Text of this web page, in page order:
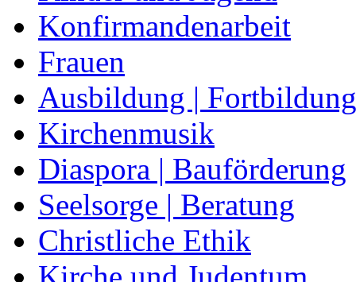
Konfirmandenarbeit
Frauen
Ausbildung | Fortbildung
Kirchenmusik
Diaspora | Bauförderung
Seelsorge | Beratung
Christliche Ethik